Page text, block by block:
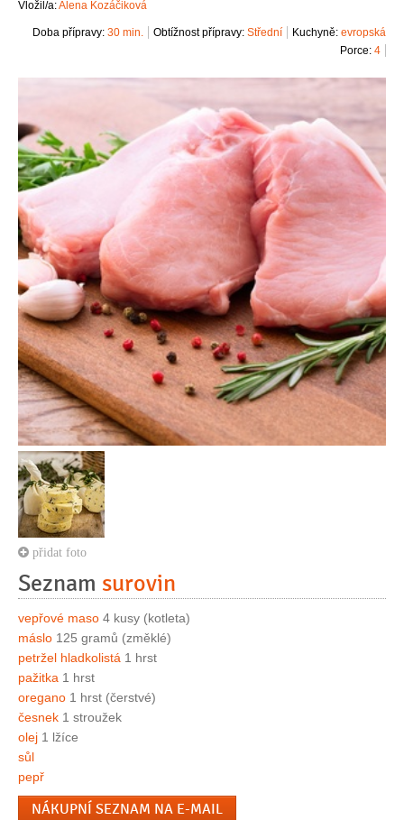
Vložil/a:Alena Kozáčiková
Kuchyně: evropská
Obtížnost přípravy: Střední
Doba přípravy: 30 min.
Porce: 4
přidat foto
Seznam surovin
vepřové maso 4 kusy (kotleta)
máslo 125 gramů (změklé)
petržel hladkolistá 1 hrst
pažitka 1 hrst
oregano 1 hrst (čerstvé)
česnek 1 stroužek
olej 1 lžíce
sůl
pepř
NÁKUPNÍ SEZNAM NA E-MAIL